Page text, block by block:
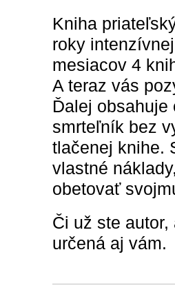
Kniha
roky
mesiacov 4
A teraz vás
Ďalej
smrteľník bez
tlačenej knihe.
vlastné
obetovať
Či už ste
určená aj vám.